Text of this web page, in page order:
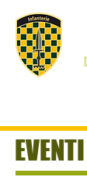
EVENTI